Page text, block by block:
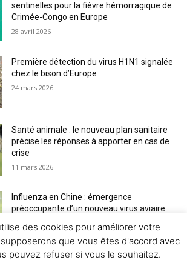
sentinelles pour la fièvre hémorragique de
Crimée-Congo en Europe
28 avril 2026
Première détection du virus H1N1 signalée
chez le bison d’Europe
24 mars 2026
Santé animale : le nouveau plan sanitaire
précise les réponses à apporter en cas de
crise
11 mars 2026
Influenza en Chine : émergence
préoccupante d’un nouveau virus aviaire
des cookies pour améliorer votre
que vous êtes d'accord avec
pouvez refuser si vous le souhaitez.